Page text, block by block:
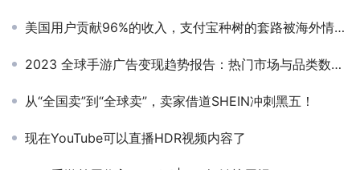
美国用户贡献96%的收入，支付宝种树的套路被海外情侣应用玩明白了
2023 全球手游广告变现趋势报告：热门市场与品类数据剖析
从“全国卖”到“全球卖”，卖家借道SHEIN冲刺黑五！
现在YouTube可以直播HDR视频内容了